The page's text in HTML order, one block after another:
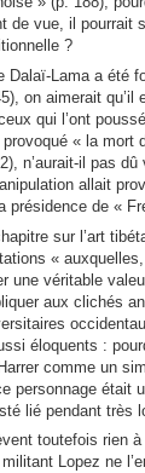
de vue, il pourrait
?
Dalaï-Lama a été
on aimerait qu’il
qui l’ont
« la mort
n’aurait-il pas
allait
présidence de «
sur l’art
«
une véritable
aux clichés
éloquents :
comme un
personnage était
lié pendant très
toutefois rien à
Lopez ne